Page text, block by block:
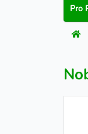
Pro